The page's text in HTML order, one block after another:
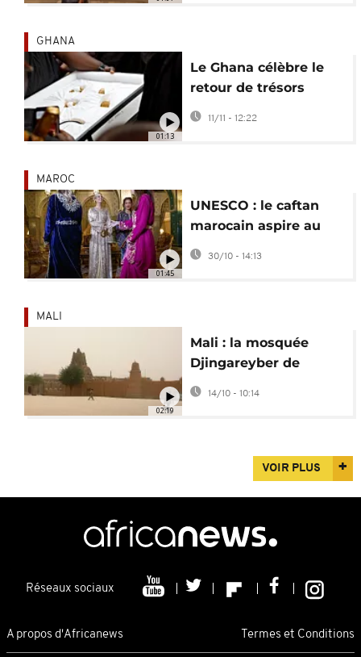
01:13
GHANA
Le Ghana célèbre le
retour de trésors
ashantis pillés
11/11 - 12:22
01:45
MAROC
UNESCO : le caftan
marocain aspire au
statut de patrimoine
mondial
30/10 - 14:13
02:19
MALI
Mali : la mosquée
Djingareyber de
Tombouctou célèbre
ses 700 ans
14/10 - 10:14
VOIR PLUS
Réseaux sociaux
A propos d'Africanews Termes et Conditions